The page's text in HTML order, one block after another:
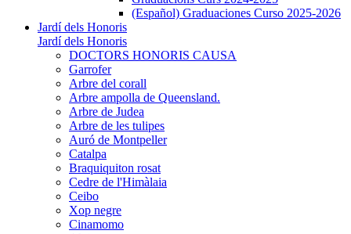
(Español) Graduaciones Curso 2025-2026
Jardí dels Honoris
Jardí dels Honoris
DOCTORS HONORIS CAUSA
Garrofer
Arbre del corall
Arbre ampolla de Queensland.
Arbre de Judea
Arbre de les tulipes
Auró de Montpeller
Catalpa
Braquiquiton rosat
Cedre de l'Himàlaia
Ceibo
Xop negre
Cinamomo